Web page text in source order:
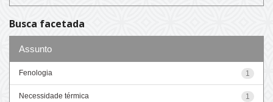
Busca facetada
Assunto
1
Fenologia
1
Necessidade térmica